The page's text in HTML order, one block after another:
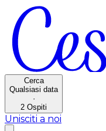
Cerca
Qualsiasi data
·
2 Ospiti
Unisciti a noi